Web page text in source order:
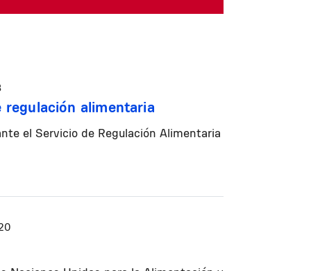
alimentaria
el Servicio de Regulación Alimentaria